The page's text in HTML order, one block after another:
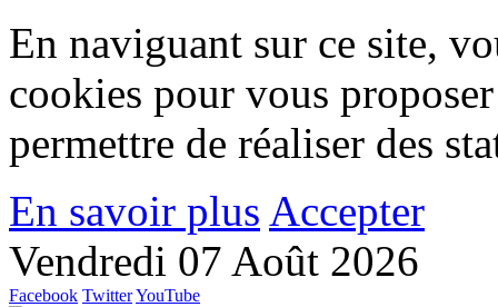
En naviguant sur ce site,
cookies pour vous
permettre de réaliser des
En savoir plus Accepter
Vendredi 07 Août 2026
Facebook TwitterYouTube